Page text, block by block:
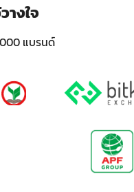
างใจ
แบรนด์